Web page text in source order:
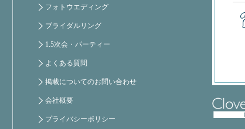
フォトウエディング
ブライダルリング
1.5次会・パーティー
よくある質問
掲載についてのお問い合わせ
会社概要
プライバシーポリシー